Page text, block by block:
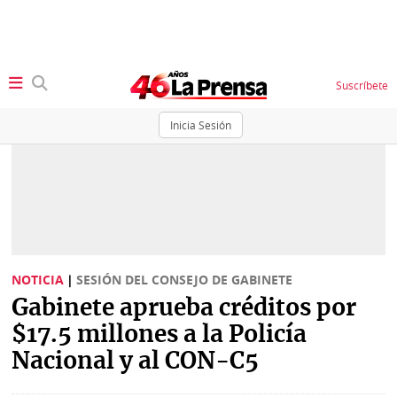
Inicia Sesión
Suscríbete
Sociedad
Judiciales
Política
Economía
K
Vivir+
NOTICIA | SESIÓN DEL CONSEJO DE GABINETE
Gabinete aprueba créditos por
$17.5 millones a la Policía
Nacional y al CON-C5